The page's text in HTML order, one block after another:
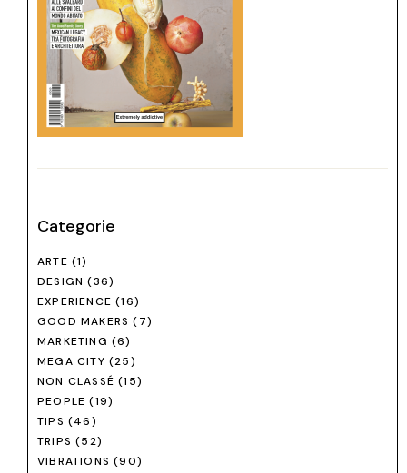
Categorie
ARTE (1)
DESIGN (36)
EXPERIENCE (16)
GOOD MAKERS (7)
MARKETING (6)
MEGA CITY (25)
NON CLASSÉ (15)
PEOPLE (19)
TIPS (46)
TRIPS (52)
VIBRATIONS (90)